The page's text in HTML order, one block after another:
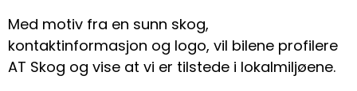
Med motiv fra en sunn skog,
kontaktinformasjon og logo, vil bilene profilere
AT Skog og vise at vi er tilstede i lokalmiljøene.